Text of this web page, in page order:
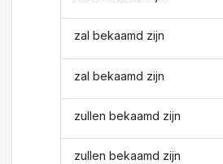
zal bekaamd zijn
zal bekaamd zijn
zullen bekaamd zijn
zullen bekaamd zijn